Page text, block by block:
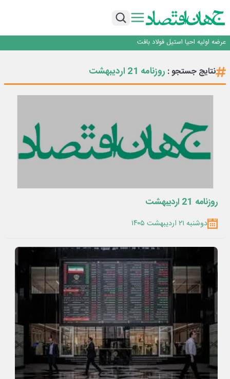
رونمایی فولاد غدیر نی ریز از سامانه ی « آقای پولاد»
نمایشگاهی برگزار می‌شود
عرضه اولیه احیا استیل فولاد بافت
ورق گرم مبارکه به پروژه های انتقال آب رسید
رونمایی فولاد غدیر نی ریز از سامانه ی « آقای پولاد»
نتایج جستجو : روزنامه 21 اردیبهشت
روزنامه 21 اردیبهشت
دوشنبه ۲۱ اردیبهشت ۱۴۰۵